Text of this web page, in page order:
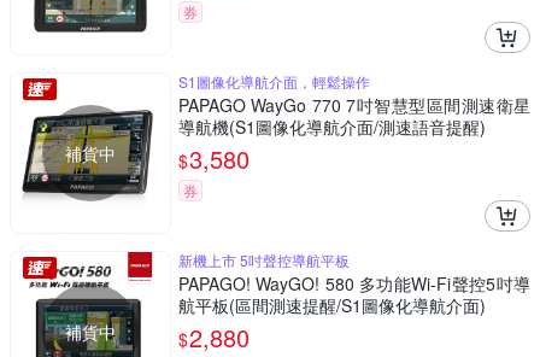
券
補貨中
S1圖像化導航介面，輕鬆操作
PAPAGO WayGo 770 7吋智慧型區間測速衛星
導航機(S1圖像化導航介面/測速語音提醒)
$3,580
券
補貨中
新機上市 5吋聲控導航平板
PAPAGO! WayGO! 580 多功能Wi-Fi聲控5吋導
航平板(區間測速提醒/S1圖像化導航介面)
$2,880